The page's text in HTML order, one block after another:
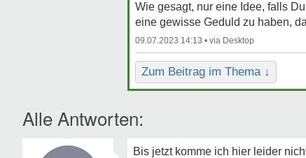
Wie gesagt, nur eine Idee, falls
eine gewisse Geduld zu haben,
09.07.2023 14:13 •
Zum Beitrag im Thema ↓
Alle Antworten:
Bis jetzt komme ich hier leider